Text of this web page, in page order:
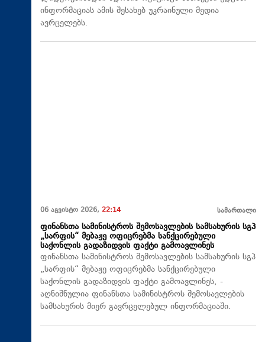
ინფორმაციას ამის შესახებ უკრაინული მედია
ავრცელებს.
06 აგვისტო 2026, 22:14 სამართალი
ფინანსთა სამინისტროს შემოსავლების სამსახურის სგპ
„სარფის“ მებაჟე ოფიცრებმა სანქცირებული
საქონლის გადაზიდვის ფაქტი გამოავლინეს
ფინანსთა სამინისტროს შემოსავლების სამსახურის სგპ
„სარფის“ მებაჟე ოფიცრებმა სანქცირებული
საქონლის გადაზიდვის ფაქტი გამოავლინეს, -
აღნიშნულია ფინანსთა სამინისტროს შემოსავლების
სამსახურის მიერ გავრცელებულ ინფორმაციაში.